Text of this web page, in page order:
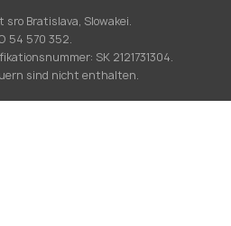
Bratislava, Slowakei.
54 570 352.
SK 2121731304.
sind nicht enthalten.